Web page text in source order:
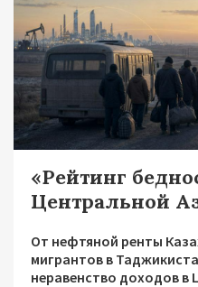
«Рейтинг
Центральной
От нефтяной ренты
мигрантов в
неравенство доходов в